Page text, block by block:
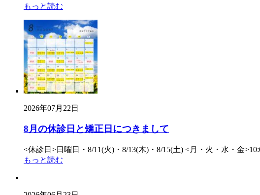
もっと読む
2026年07月22日
8月の休診日と矯正日につきまして
<休診日>日曜日・8/11(火)・8/13(木)・8/15(土) <月・火・水・金
もっと読む